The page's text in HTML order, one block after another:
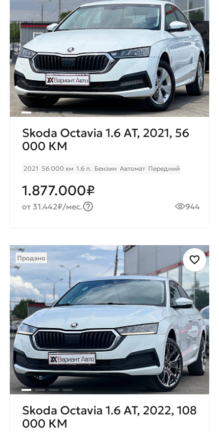
Skoda Octavia 1.6 AT, 2021, 56
000 КМ
2021 56 000 км 1.6 л. Бензин Автомат Передний
1.877.000₽
от 31.442₽/мес. 944
Продано
Skoda Octavia 1.6 AT, 2022, 108
000 КМ